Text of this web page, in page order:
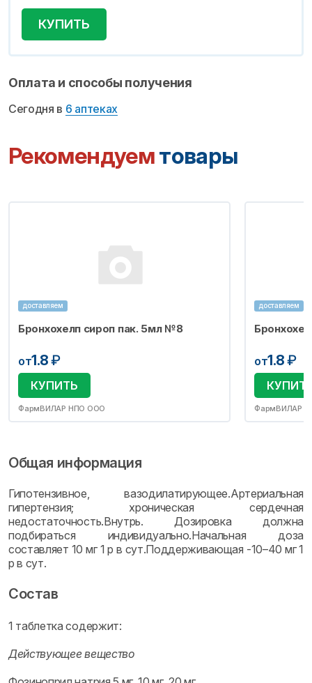
КУПИТЬ
Оплата и способы получения
Сегодня в 6 аптеках
Рекомендуемтовары
доставляем
Бронхохелп сироп пак. 5мл №8
от1.8₽
КУПИТЬ
ФармВИЛАР НПО ООО
доставляем
от1.8₽
ФармВИЛАР
Общая информация
Гипотензивное, вазодилатирующее.Артериальная
гипертензия; хроническая сердечная
недостаточность.Внутрь. Дозировка должна
подбираться индивидуально.Начальная доза
составляет 10 мг 1 р в сут.Поддерживающая -10–40 мг 1
р в сут.
Состав
1 таблетка содержит:
Действующее вещество